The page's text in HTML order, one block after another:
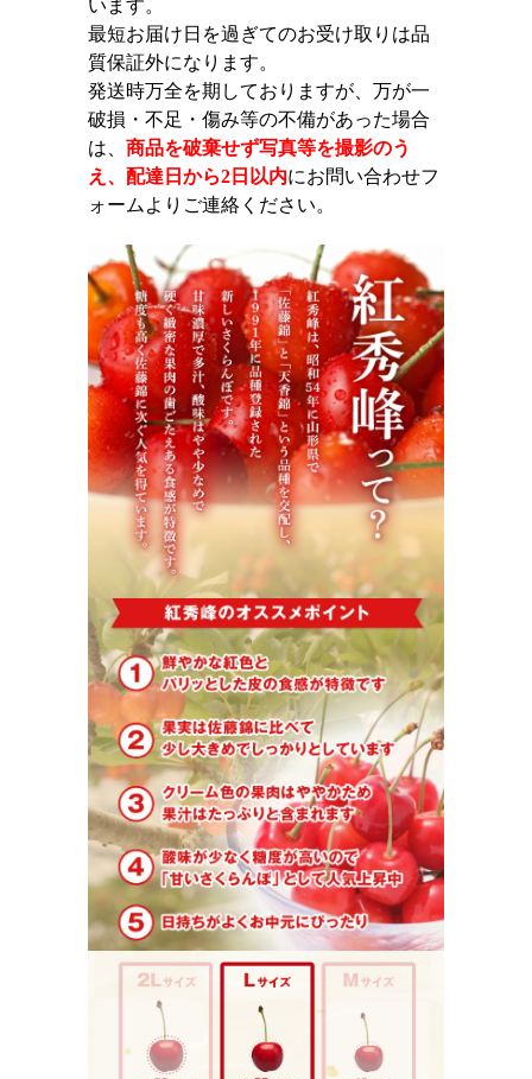
います。
最短お届け日を過ぎてのお受け取りは品
質保証外になります。
発送時万全を期しておりますが、万が一
破損・不足・傷み等の不備があった場合
は、 商品を破棄せず写真等を撮影のう
え、配達日から2日以内にお問い合わせフ
ォームよりご連絡ください。